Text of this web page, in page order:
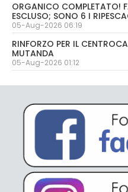
ORGANICO COMPLETATO!
ESCLUSO; SONO 6 I
05-Aug-2026 06:19
RINFORZO PER IL
MUTANDA
05-Aug-2026 01:12